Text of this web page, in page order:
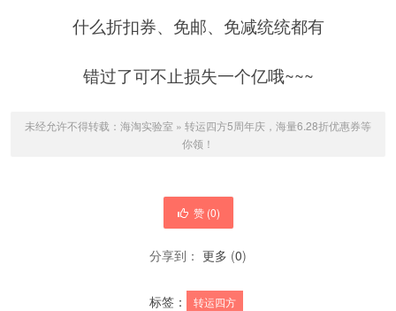
什么折扣券、免邮、免减统统都有
错过了可不止损失一个亿哦~~~
未经允许不得转载： 海淘实验室 » 转运四方5周年庆，海量6.28折优惠券等
你领！
赞 (0)
分享到： 更多 (0)
标签： 转运四方